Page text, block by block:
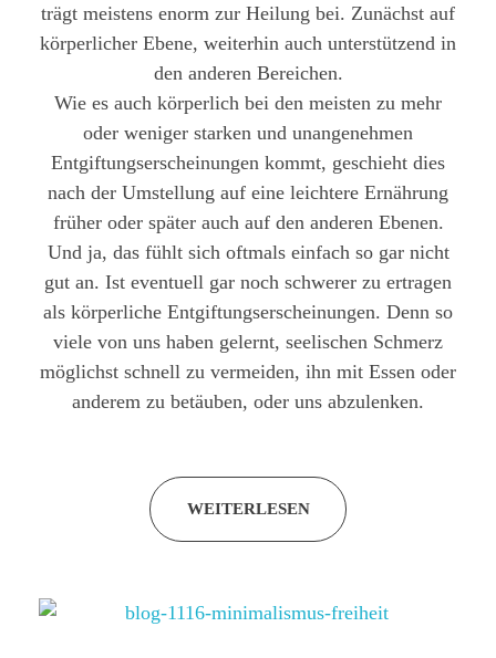
trägt meistens enorm zur Heilung bei. Zunächst auf
körperlicher Ebene, weiterhin auch unterstützend in
den anderen Bereichen.
Wie es auch körperlich bei den meisten zu mehr
oder weniger starken und unangenehmen
Entgiftungserscheinungen kommt, geschieht dies
nach der Umstellung auf eine leichtere Ernährung
früher oder später auch auf den anderen Ebenen.
Und ja, das fühlt sich oftmals einfach so gar nicht
gut an. Ist eventuell gar noch schwerer zu ertragen
als körperliche Entgiftungserscheinungen. Denn so
viele von uns haben gelernt, seelischen Schmerz
möglichst schnell zu vermeiden, ihn mit Essen oder
anderem zu betäuben, oder uns abzulenken.
WEITERLESEN